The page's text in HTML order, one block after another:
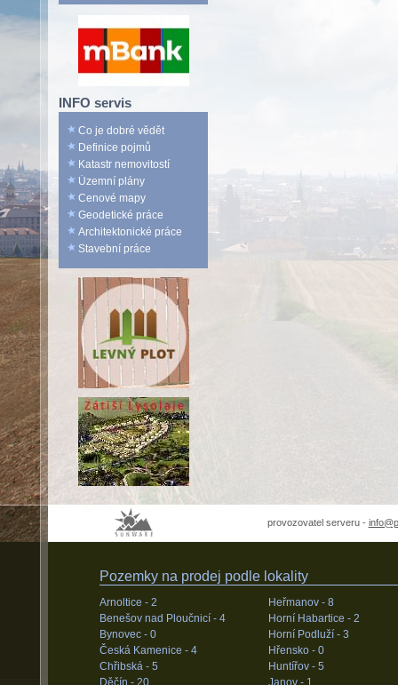
INFO servis
Co je dobré vědět
Definice pojmů
Katastr nemovitostí
Územní plány
Cenové mapy
Geodetické práce
Architektonické práce
Stavební práce
provozovatel serveru -
Pozemky na prodej podle lokality
Arnoltice - 2
Benešov nad Ploučnicí - 4
Bynovec - 0
Česká Kamenice - 4
Chřibská - 5
Děčín - 20
Heřmanov - 8
Horní Habartice - 2
Horní Podluží - 3
Hřensko - 0
Huntířov - 5
Janov - 1